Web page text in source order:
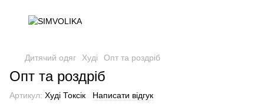
Дитячий одяг Худі Опт та роздріб
Опт та роздріб
Артикул: Худі Токсік Написати відгук